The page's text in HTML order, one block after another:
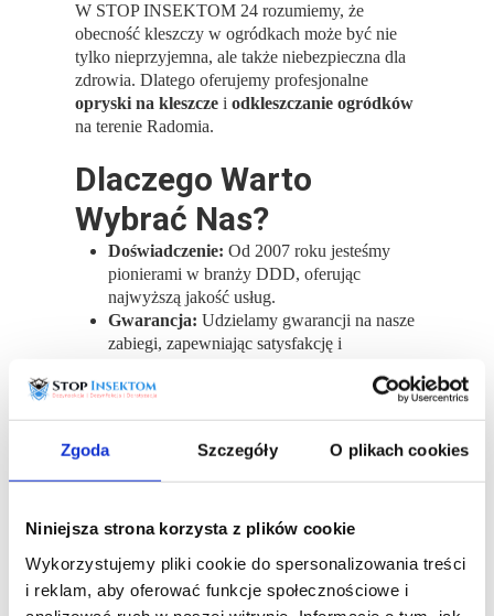
Zgoda Szczegóły O plikach cookies
Niniejsza strona korzysta z plików cookie
Wykorzystujemy pliki cookie do spersonalizowania treści
i reklam, aby oferować funkcje społecznościowe i
W STOP INSEKTOM 24 rozumiemy, że
obecność kleszczy w ogródkach może być nie
tylko nieprzyjemna, ale także niebezpieczna dla
zdrowia. Dlatego oferujemy profesjonalne
opryski na kleszczei odkleszczanie ogródków
na terenie Radomia.
Dlaczego Warto
Wybrać Nas?
Doświadczenie: Od 2007 roku jesteśmy
pionierami w branży DDD, oferując
najwyższą jakość usług.
Gwarancja: Udzielamy gwarancji na nasze
zabiegi, zapewniając satysfakcję i
Nasze Metody
Zwalczania Kleszczy
przyjazne dla środowiska i bezpieczne dla ludzi
oraz zwierząt.